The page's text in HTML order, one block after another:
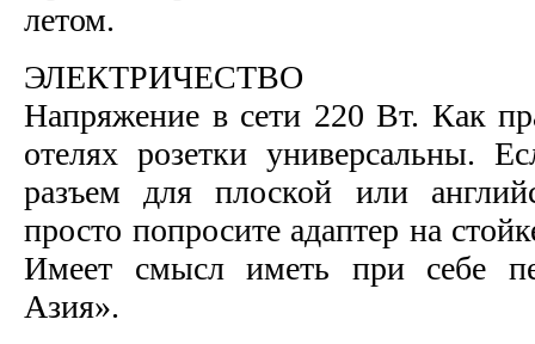
летом.
ЭЛЕКТРИЧЕСТВО
Напряжение в сети 220 Вт. Как
отелях розетки универсальны.
разъем для плоской или
просто попросите адаптер на
Имеет смысл иметь при себе
Азия».